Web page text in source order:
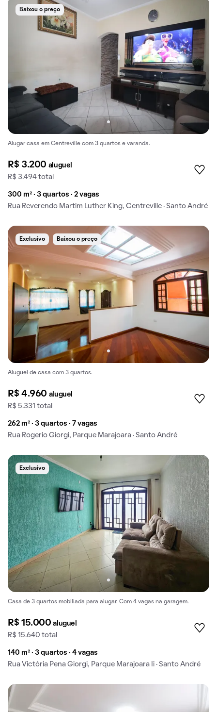
Baixou o preço
Alugar casa em Centreville com 3 quartos e varanda.
R$ 3.200 aluguel
R$ 3.494 total
300 m² · 3 quartos · 2 vagas
Rua Reverendo Martim Luther King, Centreville · Santo André
Exclusivo Baixou o preço
Aluguel de casa com 3 quartos.
R$ 4.960 aluguel
R$ 5.331 total
262 m² · 3 quartos · 7 vagas
Rua Rogerio Giorgi, Parque Marajoara · Santo André
Exclusivo
Casa de 3 quartos mobiliada para alugar. Com 4 vagas na garagem.
R$ 15.000aluguel
R$ 15.640 total
140 m² · 3 quartos · 4 vagas
Rua Victória Pena Giorgi, Parque Marajoara Ii · Santo André